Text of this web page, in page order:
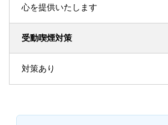
心を提供いたします
受動喫煙対策
対策あり